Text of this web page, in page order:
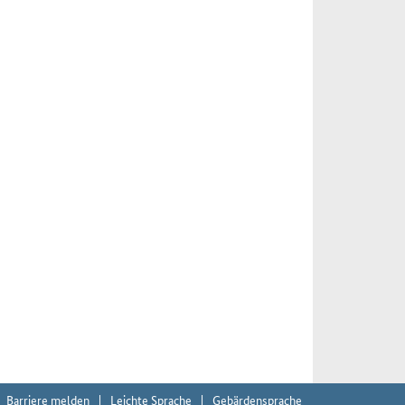
Barriere melden Leichte Sprache Gebärdensprache